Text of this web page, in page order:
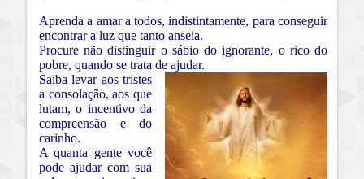
Aprenda a amar a todos, indistintamente, para conseguir
encontrar a luz que tanto anseia.
Procure não distinguir o sábio do ignorante, o rico do
pobre, quando se trata de ajudar.
Saiba levar aos tristes
a consolação, aos que
lutam, o incentivo da
compreensão e do
carinho.
A quanta gente você
pode ajudar com sua